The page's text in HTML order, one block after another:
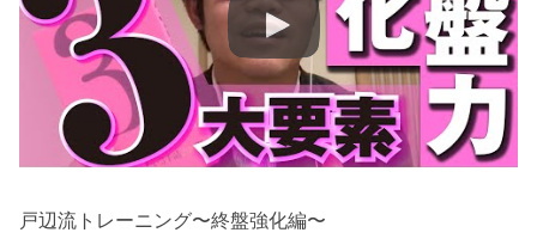
戸辺流トレーニング〜終盤強化編〜